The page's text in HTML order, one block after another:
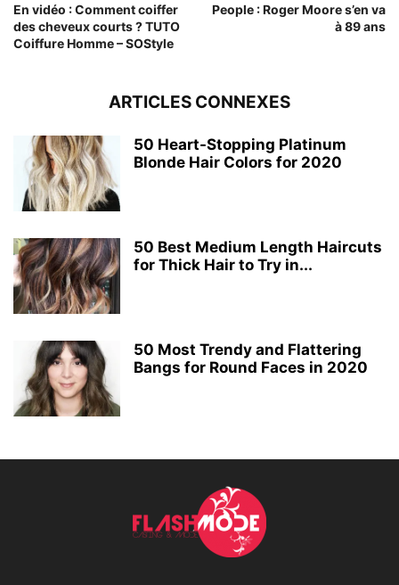
En vidéo : Comment coiffer
des cheveux courts ? TUTO
Coiffure Homme – SOStyle
People : Roger Moore s’en va
à 89 ans
ARTICLES CONNEXES
50 Heart-Stopping Platinum
Blonde Hair Colors for 2020
50 Best Medium Length Haircuts
for Thick Hair to Try in...
50 Most Trendy and Flattering
Bangs for Round Faces in 2020